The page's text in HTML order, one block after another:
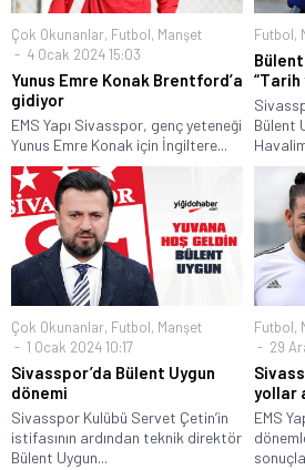
Çok Okunanlar, Futbol, Manşet
4 Ocak 2024 15:03
Yunus Emre Konak Brentford’a
gidiyor
EMS Yapı Sivasspor, genç yeteneği
Yunus Emre Konak için İngiltere...
Futbol,
“Tarih
Bülent
Çok Okunanlar, Futbol, Manşet
1 Ocak 2024 10:17
Sivasspor’da Bülent Uygun
dönemi
Sivasspor Kulübü Servet Çetin’in
istifasının ardından teknik direktör
Bülent Uygun...
Futbol,
29
yollar
EMS